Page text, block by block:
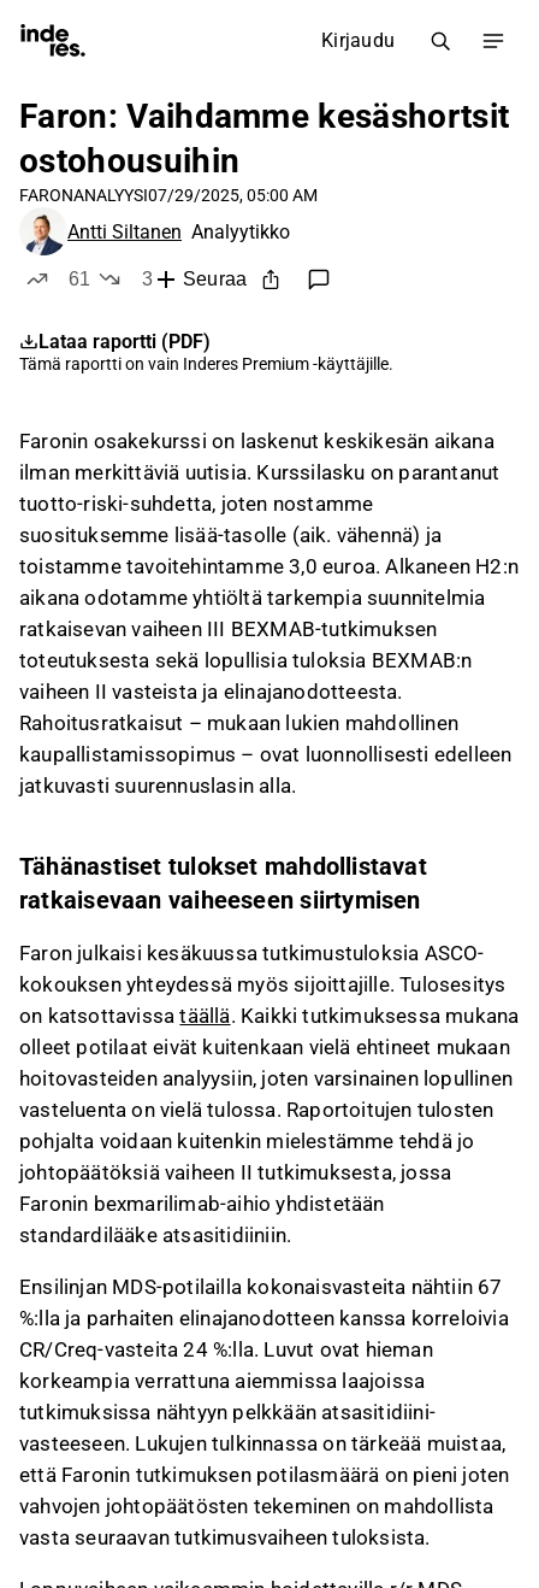
Kirjaudu
Faron: Vaihdamme kesäshortsit
ostohousuihin
FARONANALYYSI07/29/2025, 05:00 AM
Antti Siltanen Analyytikko
61
3
Seuraa
Lataa raportti (PDF)
Tämä raportti on vain Inderes Premium-käyttäjille.
Faronin osakekurssi on laskenut keskikesän aikana
ilman merkittäviä uutisia. Kurssilasku on parantanut
tuotto-riski-suhdetta, joten nostamme
suosituksemme lisää-tasolle (aik. vähennä) ja
toistamme tavoitehintamme 3,0 euroa. Alkaneen H2:n
aikana odotamme yhtiöltä tarkempia suunnitelmia
ratkaisevan vaiheen III BEXMAB-tutkimuksen
toteutuksesta sekä lopullisia tuloksia BEXMAB:n
vaiheen II vasteista ja elinajanodotteesta.
Rahoitusratkaisut – mukaan lukien mahdollinen
kaupallistamissopimus – ovat luonnollisesti edelleen
jatkuvasti suurennuslasin alla.
Tähänastiset tulokset mahdollistavat
ratkaisevaan vaiheeseen siirtymisen
Faron julkaisi kesäkuussa tutkimustuloksia ASCO-
kokouksen yhteydessä myös sijoittajille. Tulosesitys
on katsottavissatäällä. Kaikki tutkimuksessa mukana
olleet potilaat eivät kuitenkaan vielä ehtineet mukaan
hoitovasteiden analyysiin, joten varsinainen lopullinen
vasteluenta on vielä tulossa. Raportoitujen tulosten
pohjalta voidaan kuitenkin mielestämme tehdä jo
johtopäätöksiä vaiheen II tutkimuksesta, jossa
Faronin bexmarilimab-aihio yhdistetään
standardilääke atsasitidiiniin.
Ensilinjan MDS-potilailla kokonaisvasteita nähtiin 67
%:lla ja parhaiten elinajanodotteen kanssa korreloivia
CR/Creq-vasteita 24 %:lla. Luvut ovat hieman
korkeampia verrattuna aiemmissa laajoissa
tutkimuksissa nähtyyn pelkkään atsasitidiini-
vasteeseen. Lukujen tulkinnassa on tärkeää muistaa,
että Faronin tutkimuksen potilasmäärä on pieni joten
vahvojen johtopäätösten tekeminen on mahdollista
vasta seuraavan tutkimusvaiheen tuloksista.